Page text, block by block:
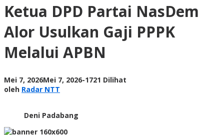
NasDem
Usulkan
Gaji
PPPK
Melalui
Ketua DPD Partai NasDem
Alor Usulkan Gaji PPPK
Melalui APBN
Mei 7, 2026Mei 7, 2026oleh
-1721 Dilihat
oleh Radar NTT
Deni Padabang